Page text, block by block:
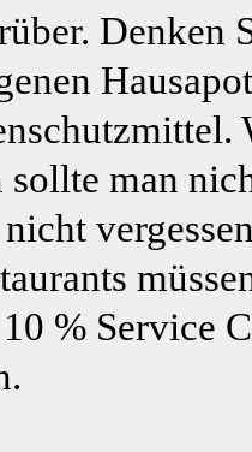
Denken
sollte man
% Service